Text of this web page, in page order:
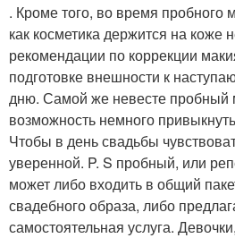
. Кроме того, во время
как косметика держится на коже
рекомендации по коррекции
подготовке внешности к
дню. Самой же невесте пробный
возможность немного
Чтобы в день свадьбы
уверенной. P. S пробный, или
может либо входить в общий
свадебного образа, либо
самостоятельная услуга.